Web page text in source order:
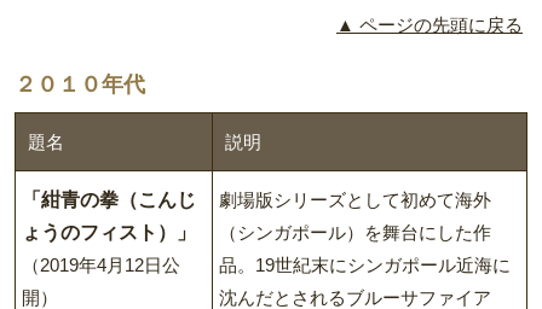
▲ ページの先頭に戻る
２０１０年代
題名 説明
「紺青の拳（こんじ
ょうのフィスト）」
（2019年4月12日公
開）
劇場版シリーズとして初めて海外
（シンガポール）を舞台にした作
品。19世紀末にシンガポール近海に
沈んだとされるブルーサファイア